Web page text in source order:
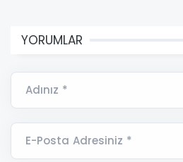
YORUMLAR
Adınız *
E-Posta Adresiniz *